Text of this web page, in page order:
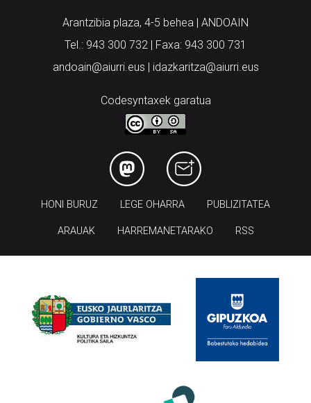
Arantzibia plaza, 4-5 behea | ANDOAIN
Tel.: 943 300 732 | Faxa: 943 300 731
andoain@aiurri.eus | idazkaritza@aiurri.eus
Codesyntaxek garatua
HONI BURUZ LEGE OHARRA PUBLIZITATEA
ARAUAK HARREMANETARAKO RSS